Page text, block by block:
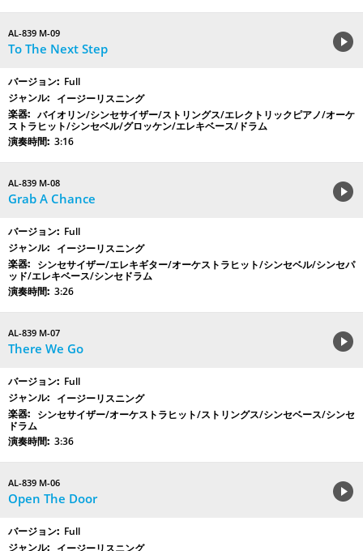
AL-839 M-09
To The Next Step
Full
イージーリスニング
バイオリン/シンセサイザー/ストリングス/エレクトリックピアノ/オーケ
ストラヒット/シンセベル/グロッケン/エレキベース/ドラム
3:16
AL-839 M-08
Grab A Chance
Full
イージーリスニング
シンセサイザー/エレキギター/オーケストラヒット/シンセベル/シンセパ
ッド/エレキベース/シンセドラム
3:26
AL-839 M-07
There We Go
Full
イージーリスニング
シンセサイザー/オーケストラヒット/ストリングス/シンセベース/シンセ
ドラム
3:36
AL-839 M-06
Open The Door
Full